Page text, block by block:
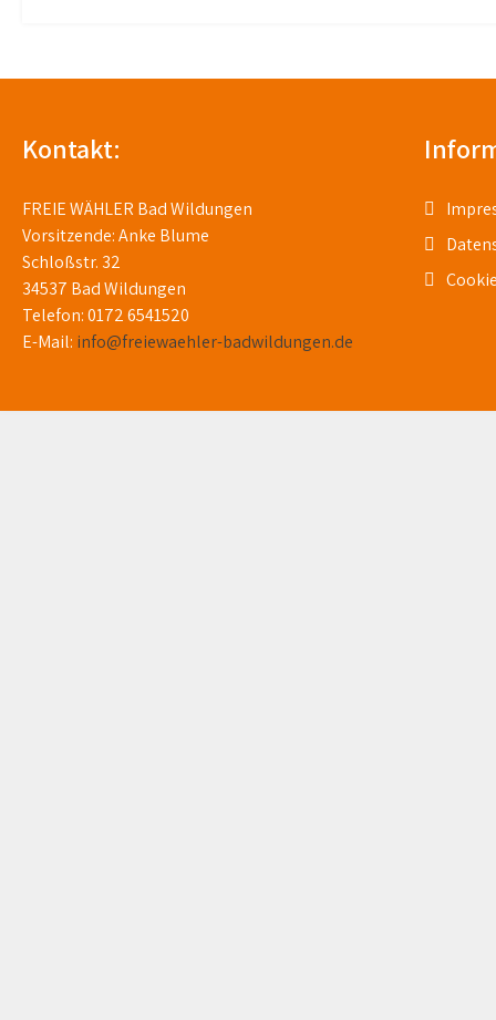
Kontakt:
FREIE WÄHLER Bad Wildungen
Vorsitzende: Anke Blume
Schloßstr. 32
34537 Bad Wildungen
Telefon: 0172 6541520
E-Mail: info@freiewaehler-badwildungen.de